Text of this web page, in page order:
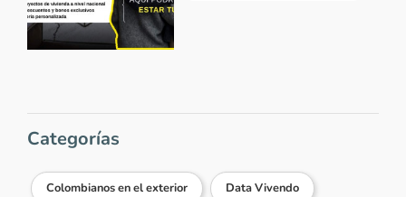
Categorías
Colombianos en el exterior Data Vivendo